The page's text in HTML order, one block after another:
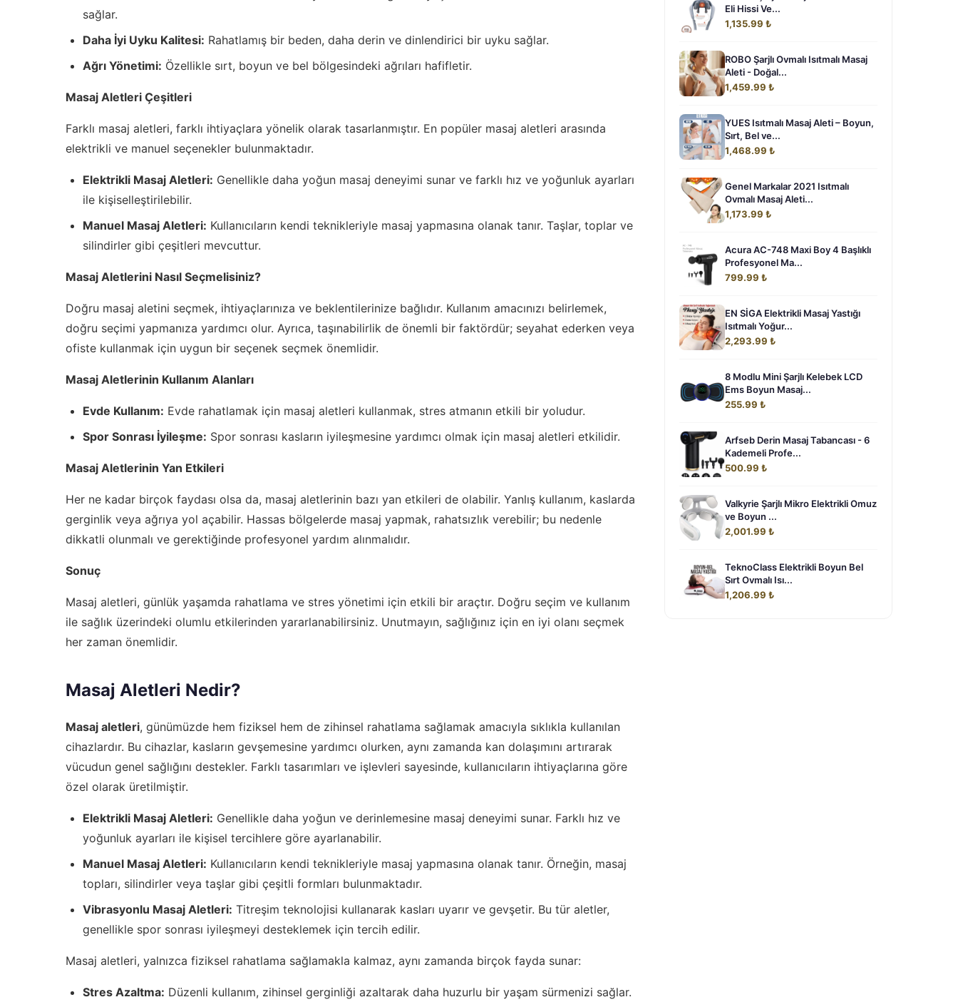
sağlar.
Daha İyi Uyku Kalitesi: Rahatlamış bir beden, daha derin ve dinlendirici bir uyku sağlar.
Ağrı Yönetimi: Özellikle sırt, boyun ve bel bölgesindeki ağrıları hafifletir.
Masaj Aletleri Çeşitleri
Farklı masaj aletleri, farklı ihtiyaçlara yönelik olarak tasarlanmıştır. En popüler masaj aletleri arasında
elektrikli ve manuel seçenekler bulunmaktadır.
Elektrikli Masaj Aletleri: Genellikle daha yoğun masaj deneyimi sunar ve farklı hız ve yoğunluk ayarları
ile kişiselleştirilebilir.
Manuel Masaj Aletleri: Kullanıcıların kendi teknikleriyle masaj yapmasına olanak tanır. Taşlar, toplar ve
silindirler gibi çeşitleri mevcuttur.
Masaj Aletlerini Nasıl Seçmelisiniz?
Doğru masaj aletini seçmek, ihtiyaçlarınıza ve beklentilerinize bağlıdır. Kullanım amacınızı belirlemek,
doğru seçimi yapmanıza yardımcı olur. Ayrıca, taşınabilirlik de önemli bir faktördür; seyahat ederken veya
ofiste kullanmak için uygun bir seçenek seçmek önemlidir.
Masaj Aletlerinin Kullanım Alanları
Evde Kullanım: Evde rahatlamak için masaj aletleri kullanmak, stres atmanın etkili bir yoludur.
Spor Sonrası İyileşme: Spor sonrası kasların iyileşmesine yardımcı olmak için masaj aletleri etkilidir.
Masaj Aletlerinin Yan Etkileri
Her ne kadar birçok faydası olsa da, masaj aletlerinin bazı yan etkileri de olabilir. Yanlış kullanım, kaslarda
gerginlik veya ağrıya yol açabilir. Hassas bölgelerde masaj yapmak, rahatsızlık verebilir; bu nedenle
dikkatli olunmalı ve gerektiğinde profesyonel yardım alınmalıdır.
Sonuç
Masaj aletleri, günlük yaşamda rahatlama ve stres yönetimi için etkili bir araçtır. Doğru seçim ve kullanım
ile sağlık üzerindeki olumlu etkilerinden yararlanabilirsiniz. Unutmayın, sağlığınız için en iyi olanı seçmek
her zaman önemlidir.
Masaj Aletleri Nedir?
Masaj aletleri, günümüzde hem fiziksel hem de zihinsel rahatlama sağlamak amacıyla sıklıkla kullanılan
cihazlardır. Bu cihazlar, kasların gevşemesine yardımcı olurken, aynı zamanda kan dolaşımını artırarak
vücudun genel sağlığını destekler. Farklı tasarımları ve işlevleri sayesinde, kullanıcıların ihtiyaçlarına göre
özel olarak üretilmiştir.
Elektrikli Masaj Aletleri: Genellikle daha yoğun ve derinlemesine masaj deneyimi sunar. Farklı hız ve
yoğunluk ayarları ile kişisel tercihlere göre ayarlanabilir.
Manuel Masaj Aletleri: Kullanıcıların kendi teknikleriyle masaj yapmasına olanak tanır. Örneğin, masaj
topları, silindirler veya taşlar gibi çeşitli formları bulunmaktadır.
Vibrasyonlu Masaj Aletleri: Titreşim teknolojisi kullanarak kasları uyarır ve gevşetir. Bu tür aletler,
genellikle spor sonrası iyileşmeyi desteklemek için tercih edilir.
Masaj aletleri, yalnızca fiziksel rahatlama sağlamakla kalmaz, aynı zamanda birçok fayda sunar:
Stres Azaltma: Düzenli kullanım, zihinsel gerginliği azaltarak daha huzurlu bir yaşam sürmenizi sağlar.
Eli Hissi Ve...
1,135.99 ₺
ROBO Şarjlı Ovmalı Isıtmalı Masaj
Aleti - Doğal...
1,459.99 ₺
YUES Isıtmalı Masaj Aleti – Boyun,
Sırt, Bel ve...
1,468.99 ₺
Genel Markalar 2021 Isıtmalı
Ovmalı Masaj Aleti...
1,173.99 ₺
Acura AC-748 Maxi Boy 4 Başlıklı
Profesyonel Ma...
799.99 ₺
EN SİGA Elektrikli Masaj Yastığı
Isıtmalı Yoğur...
2,293.99 ₺
8 Modlu Mini Şarjlı Kelebek LCD
Ems Boyun Masaj...
255.99 ₺
Arfseb Derin Masaj Tabancası - 6
Kademeli Profe...
500.99 ₺
Valkyrie Şarjlı Mikro Elektrikli Omuz
ve Boyun ...
2,001.99 ₺
TeknoClass Elektrikli Boyun Bel
Sırt Ovmalı Isı...
1,206.99 ₺